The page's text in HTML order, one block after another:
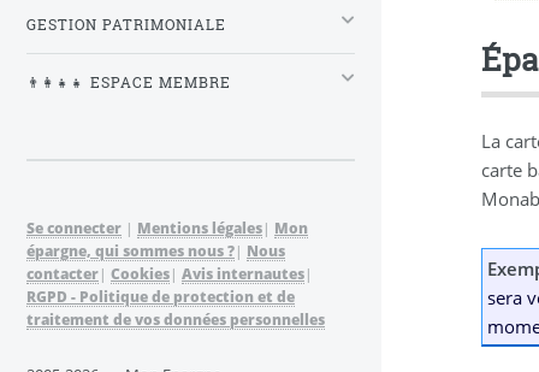
La
carte
sera
GESTION PATRIMONIALE
👨‍👩‍👧‍👧 ESPACE MEMBRE
Se connecter | Mentions légales| Mon
épargne, qui sommes nous ?| Nous
contacter| Cookies| Avis internautes|
RGPD - Politique de protection et de
traitement de vos données personnelles